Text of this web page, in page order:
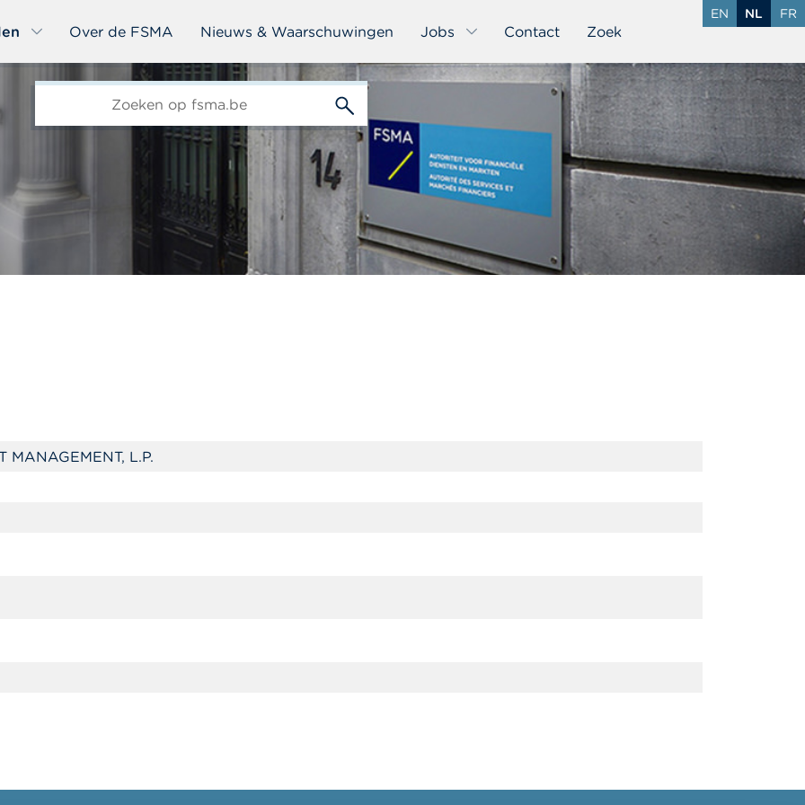
Over de FSMA Nieuws & Waarschuwingen Jobs Contact Zoek
EN NL FR
MANAGEMENT, L.P.